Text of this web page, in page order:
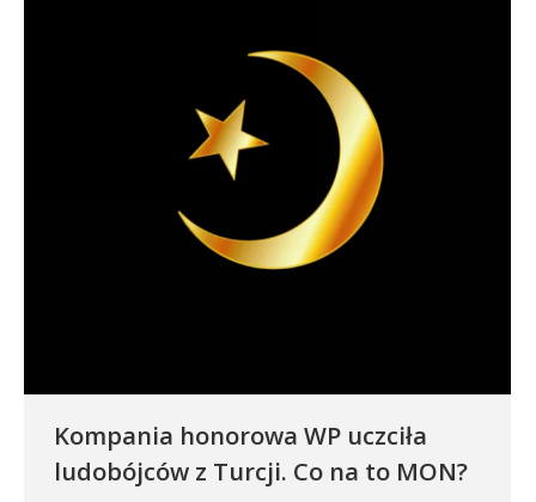
Kompania honorowa WP uczciła
ludobójców z Turcji. Co na to MON?